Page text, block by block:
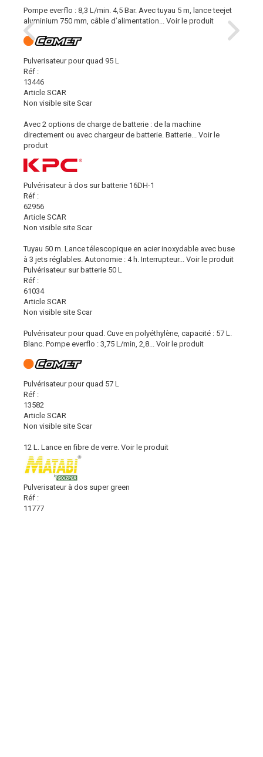
Pompe everflo : 8,3 L/min. 4,5 Bar. Avec tuyau 5 m, lance teejet
aluminium 750 mm, câble d’alimentation...
Voir le produit
Pulverisateur pour quad 95 L
Réf :
13446
Article SCAR
Non visible site Scar
Avec 2 options de charge de batterie : de la machine
directement ou avec chargeur de batterie. Batterie...
Voir le
produit
Pulvérisateur à dos sur batterie 16DH-1
Réf :
62956
Article SCAR
Non visible site Scar
Tuyau 50 m. Lance télescopique en acier inoxydable avec buse
à 3 jets réglables. Autonomie : 4 h. Interrupteur...
Voir le produit
Pulvérisateur sur batterie 50 L
Réf :
61034
Article SCAR
Non visible site Scar
Pulvérisateur pour quad. Cuve en polyéthylène, capacité : 57 L.
Blanc. Pompe everflo : 3,75 L/min, 2,8...
Voir le produit
Pulvérisateur pour quad 57 L
Réf :
13582
Article SCAR
Non visible site Scar
12 L. Lance en fibre de verre. Voir le produit
Pulverisateur à dos super green
Réf :
11777